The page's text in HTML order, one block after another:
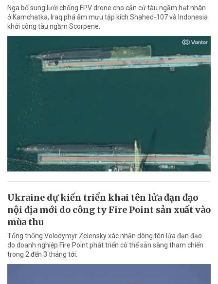
Nga bổ sung lưới chống FPV drone cho căn cứ tàu ngầm hạt nhân
ở Kamchatka, Iraq phá âm mưu tập kích Shahed-107 và Indonesia
khởi công tàu ngầm Scorpene.
Ukraine dự kiến triển khai tên lửa đạn đạo
nội địa mới do công ty Fire Point sản xuất vào
mùa thu
Tổng thống Volodymyr Zelensky xác nhận dòng tên lửa đạn đạo
do doanh nghiệp Fire Point phát triển có thể sẵn sàng tham chiến
trong 2 đến 3 tháng tới.